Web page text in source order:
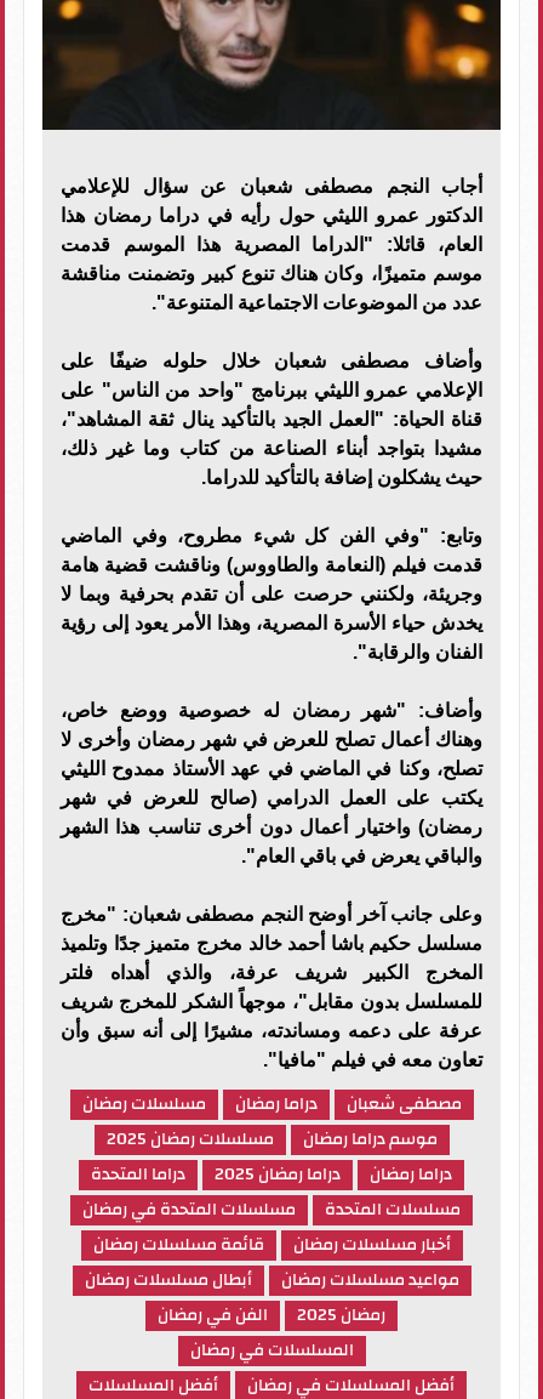
أجاب النجم مصطفى شعبان عن سؤال للإعلامي
الدكتور عمرو الليثي حول رأيه في دراما رمضان هذا
العام، قائلا: "الدراما المصرية هذا الموسم قدمت
موسم متميزًا، وكان هناك تنوع كبير وتضمنت مناقشة
عدد من الموضوعات الاجتماعية المتنوعة".
وأضاف مصطفى شعبان خلال حلوله ضيفًا على
الإعلامي عمرو الليثي ببرنامج "واحد من الناس" على
قناة الحياة: "العمل الجيد بالتأكيد ينال ثقة المشاهد"،
مشيدا بتواجد أبناء الصناعة من كتاب وما غير ذلك،
حيث يشكلون إضافة بالتأكيد للدراما.
وتابع: "وفي الفن كل شيء مطروح، وفي الماضي
قدمت فيلم (النعامة والطاووس) وناقشت قضية هامة
وجريئة، ولكنني حرصت على أن تقدم بحرفية وبما لا
يخدش حياء الأسرة المصرية، وهذا الأمر يعود إلى رؤية
الفنان والرقابة".
وأضاف: "شهر رمضان له خصوصية ووضع خاص،
وهناك أعمال تصلح للعرض في شهر رمضان وأخرى لا
تصلح، وكنا في الماضي في عهد الأستاذ ممدوح الليثي
يكتب على العمل الدرامي (صالح للعرض في شهر
رمضان) واختيار أعمال دون أخرى تناسب هذا الشهر
والباقي يعرض في باقي العام".
وعلى جانب آخر أوضح النجم مصطفى شعبان: "مخرج
مسلسل حكيم باشا أحمد خالد مخرج متميز جدًا وتلميذ
المخرج الكبير شريف عرفة، والذي أهداه فلتر
للمسلسل بدون مقابل"، موجهاً الشكر للمخرج شريف
عرفة على دعمه ومساندته، مشيرًا إلى أنه سبق وأن
تعاون معه في فيلم "مافيا".
مصطفى شعبان دراما رمضان
مسلسلات رمضان
موسم دراما رمضان
مسلسلات رمضان 2025
دراما رمضان
دراما رمضان 2025
دراما المتحدة
مسلسلات المتحدة
مسلسلات المتحدة في رمضان
أخبار مسلسلات رمضان
قائمة مسلسلات رمضان
مواعيد مسلسلات رمضان
أبطال مسلسلات رمضان
رمضان 2025
الفن في رمضان
المسلسلات في رمضان
أفضل المسلسلات في رمضان
أفضل المسلسلات